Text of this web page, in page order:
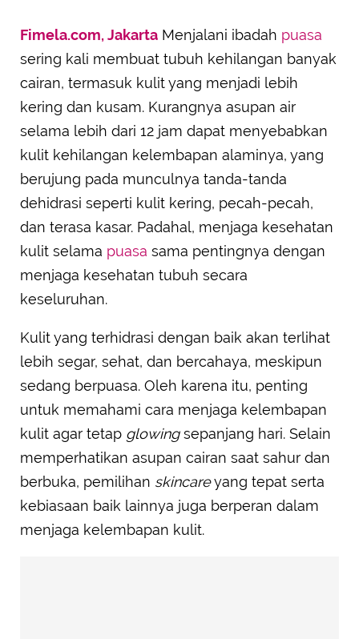
Fimela.com, Jakarta Menjalani ibadah puasa
sering kali membuat tubuh kehilangan banyak
cairan, termasuk kulit yang menjadi lebih
kering dan kusam. Kurangnya asupan air
selama lebih dari 12 jam dapat menyebabkan
kulit kehilangan kelembapan alaminya, yang
berujung pada munculnya tanda-tanda
dehidrasi seperti kulit kering, pecah-pecah,
dan terasa kasar. Padahal, menjaga kesehatan
kulit selama puasa sama pentingnya dengan
menjaga kesehatan tubuh secara
keseluruhan.
Kulit yang terhidrasi dengan baik akan terlihat
lebih segar, sehat, dan bercahaya, meskipun
sedang berpuasa. Oleh karena itu, penting
untuk memahami cara menjaga kelembapan
kulit agar tetap glowingsepanjang hari. Selain
memperhatikan asupan cairan saat sahur dan
berbuka, pemilihan skincareyang tepat serta
kebiasaan baik lainnya juga berperan dalam
menjaga kelembapan kulit.